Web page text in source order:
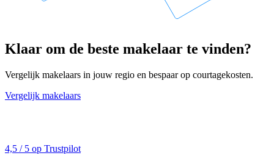
Klaar om de beste makelaar te vinden?
Vergelijk makelaars in jouw regio en bespaar op courtagekosten.
Vergelijk makelaars
4,5 / 5 op Trustpilot